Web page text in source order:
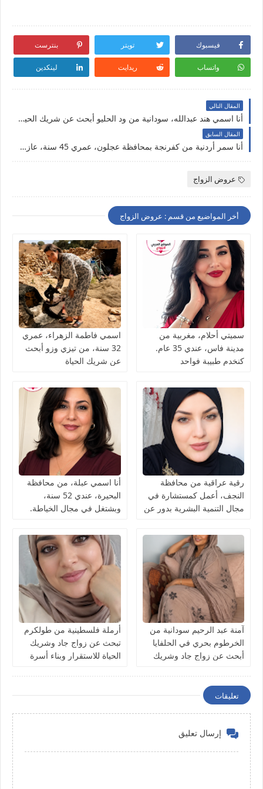
فيسبوك تويتر بنترست
واتساب ريدايت لينكدين
المقال التالي
أنا اسمي هند عبدالله، سودانية من ود الحليو أبحث عن شريك الحياة جاد للزواج الحلال
المقال السابق
أنا سمر أردنية من كفرنجة بمحافظة عجلون، عمري 45 سنة، عازبة بدور عن شريك الحياة بالحلال
عروض الزواج
أخر المواضيع من قسم : عروض الزواج
سميتي أحلام، مغربية من
مدينة فاس، عندي 35 عام.
كنخدم طبيبة فواحد
الحياة ناضج، جاد، وعارف
قيمة المرأة
اسمي فاطمة الزهراء، عمري
32 سنة، من تيزي وزو أبحث
عن شريك الحياة
رقية عراقية من محافظة
النجف، أعمل كمستشارة في
مجال التنمية البشرية بدور عن
أنا اسمي عبلة، من محافظة
البحيرة، عندي 52 سنة،
وبشتغل في مجال الخياطة.
آمنة عبد الرحيم سودانية من
الخرطوم بحري في الحلفايا
أبحث عن زواج جاد وشريك
أرملة فلسطينية من طولكرم
تبحث عن زواج جاد وشريك
الحياة للاستقرار وبناء أسرة
تعليقات
إرسال تعليق